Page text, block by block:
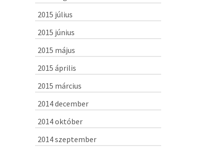
2015 július
2015 június
2015 május
2015 április
2015 március
2014 december
2014 október
2014 szeptember